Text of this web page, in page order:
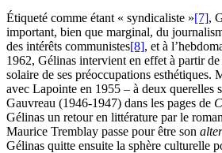
Étiqueté comme étant « syndicaliste »[7],
important, bien que marginal, du
des intérêts communistes[8], et à
1962, Gélinas intervient en effet à partir
solaire de ses préoccupations
avec Lapointe en 1955 – à deux querelles
Gauvreau (1946-1947) dans les pages de
Gélinas un retour en littérature par le
Maurice Tremblay passe pour être son
Gélinas quitte ensuite la sphère culturelle